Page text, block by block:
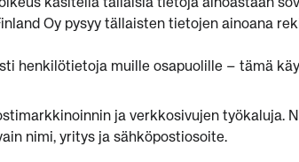
käsitellä tällaisia tietoja ainoastaan
Oy pysyy tällaisten tietojen ainoana
henkilötietoja muille osapuolille – tämä
ja verkkosivujen työkaluja.
nimi, yritys ja sähköpostiosoite.